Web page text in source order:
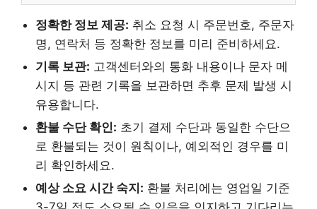
정확한 정보 제공: 취소 요청 시 주문번호, 주문자
명, 연락처 등 정확한 정보를 미리 준비하세요.
기록 보관: 고객센터와의 통화 내용이나 문자 메
시지 등 관련 기록을 보관하면 추후 문제 발생 시
유용합니다.
환불 수단 확인: 초기 결제 수단과 동일한 수단으
로 환불되는 것이 원칙이나, 예외적인 경우를 미
리 확인하세요.
예상 소요 시간 숙지: 환불 처리에는 영업일 기준